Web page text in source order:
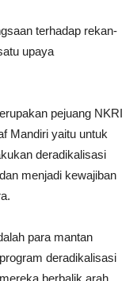
terhadap rekan-
upaya
pejuang NKRI
Mandiri yaitu untuk
deradikalisasi
menjadi kewajiban
para mantan
deradikalisasi
berbalik arah